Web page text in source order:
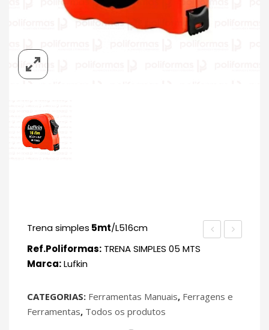
Trena simples 5mt/L516cm
Ref.Poliformas: TRENA SIMPLES 05 MTS
Marca:Lufkin
CATEGORIAS: Ferramentas Manuais, Ferragens e
Ferramentas, Todos os produtos